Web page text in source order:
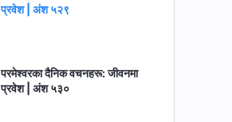
प्रवेश | अंश ५२९
परमेश्‍वरका दैनिक वचनहरू: जीवनमा
प्रवेश | अंश ५३०